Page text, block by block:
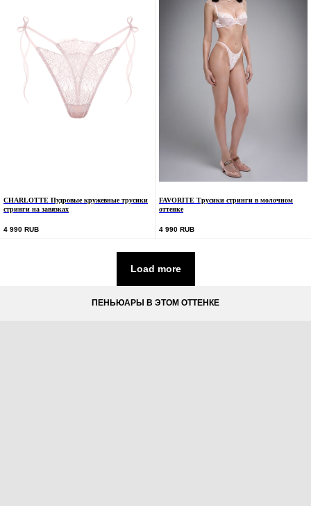
CHARLOTTE Пудровые кружевные трусики
стринги на завязках
4 990 RUB
FAVORITE Трусики стринги в молочном
оттенке
4 990 RUB
Load more
ПЕНЬЮАРЫ В ЭТОМ ОТТЕНКЕ